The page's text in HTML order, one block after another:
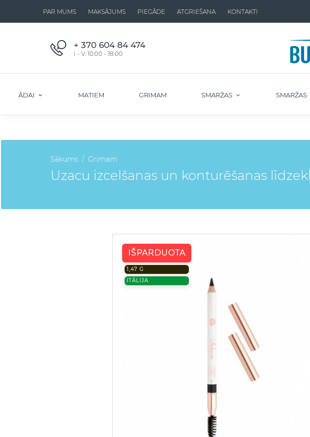
PAR MUMS MAKSĀJUMS PIEGĀDE ATGRIEŠANA KONTAKTI
+ 370 604 84 474
I - V: 10:00 - 18:00
ĀDAI MATIEM GRIMAM SMARŽAS SMARŽAS
Sākums Grimam
Uzacu izcelšanas un konturēšanas
IŠPARDUOTA
1,47 G
ITĀLIJA